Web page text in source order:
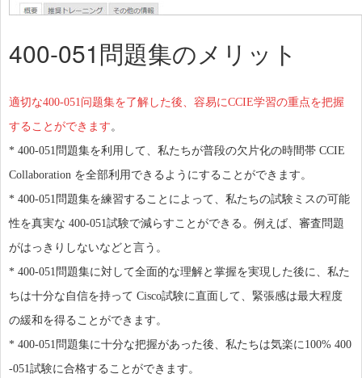
400-051問題集のメリット
適切な400-051问题集を了解した後、容易にCCIE学習の重点を把握
することができます。
* 400-051問題集を利用して、私たちが普段の欠片化の時間帯 CCIE
Collaboration を全部利用できるようにすることができます。
* 400-051問題集を練習することによって、私たちの試験ミスの可能
性を真実な 400-051試験で減らすことができる。例えば、審査問題
がはっきりしないなどと言う。
* 400-051問題集に対して全面的な理解と掌握を実現した後に、私た
ちは十分な自信を持って Cisco試験に直面して、緊張感は最大程度
の緩和を得ることができます。
* 400-051問題集に十分な把握があった後、私たちは気楽に100% 400
-051試験に合格することができます。